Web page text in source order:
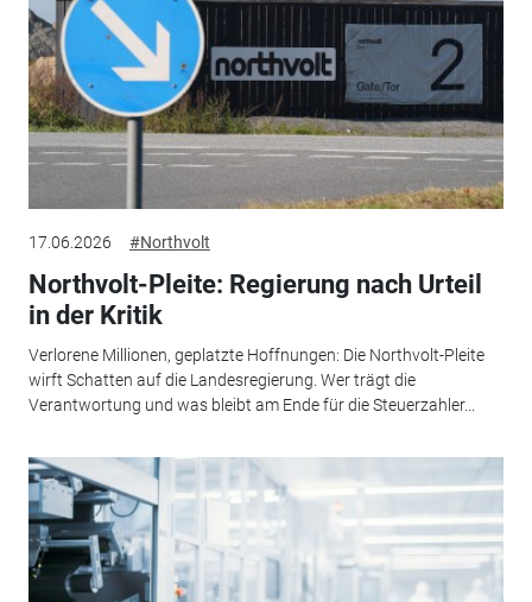
17.06.2026 #Northvolt
Northvolt-Pleite: Regierung nach Urteil
in der Kritik
Verlorene Millionen, geplatzte Hoffnungen: Die Northvolt-Pleite
wirft Schatten auf die Landesregierung. Wer trägt die
Verantwortung und was bleibt am Ende für die Steuerzahler...